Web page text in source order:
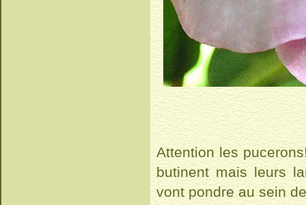
Attention les
butinent mais leurs
vont pondre au sein